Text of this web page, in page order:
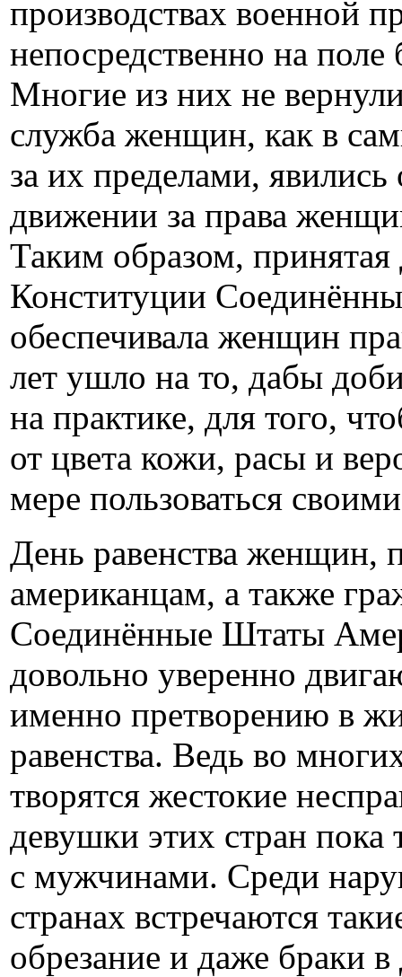
производствах военной
непосредственно на
Многие из них не
служба женщин, как в
за их пределами,
движении за права
Таким образом, принятая
Конституции
обеспечивала женщин
лет ушло на то, дабы
на практике, для того,
от цвета кожи, расы и
мере пользоваться
День равенства женщин,
американцам, а также
Соединённые Штаты
довольно уверенно
именно претворению в
равенства. Ведь во
творятся жестокие
девушки этих стран пока
с мужчинами. Среди
странах встречаются
обрезание и даже браки в